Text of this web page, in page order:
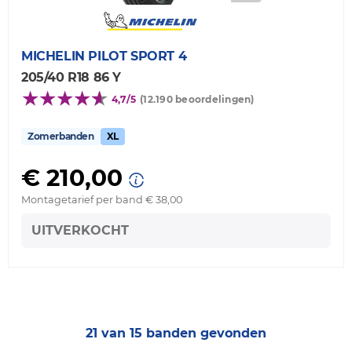
MICHELIN PILOT SPORT 4
205/40 R18 86 Y
4,7/5 (12.190 beoordelingen)
Zomerbanden XL
€ 210,00
Montagetarief per band € 38,00
UITVERKOCHT
21 van 15 banden gevonden